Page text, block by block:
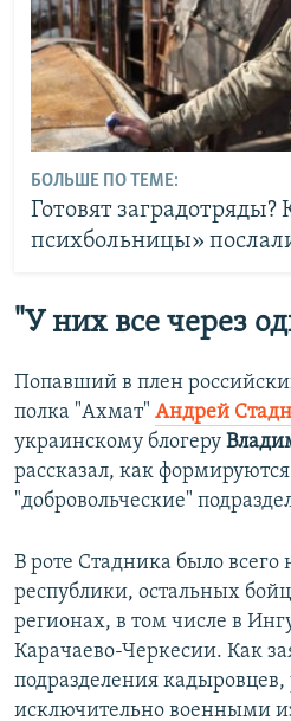
БОЛЬШЕ ПО ТЕМЕ:
Готовят заградотряды?
психбольницы»
"У них все через
Попавший в плен
полка "Ахмат" Андрей
украинскому блогеру
рассказал, как
"добровольческие"
В роте Стадника было всего
республики, остальных
регионах, в том числе в
Карачаево-Черкесии. Как
подразделения
исключительно военными